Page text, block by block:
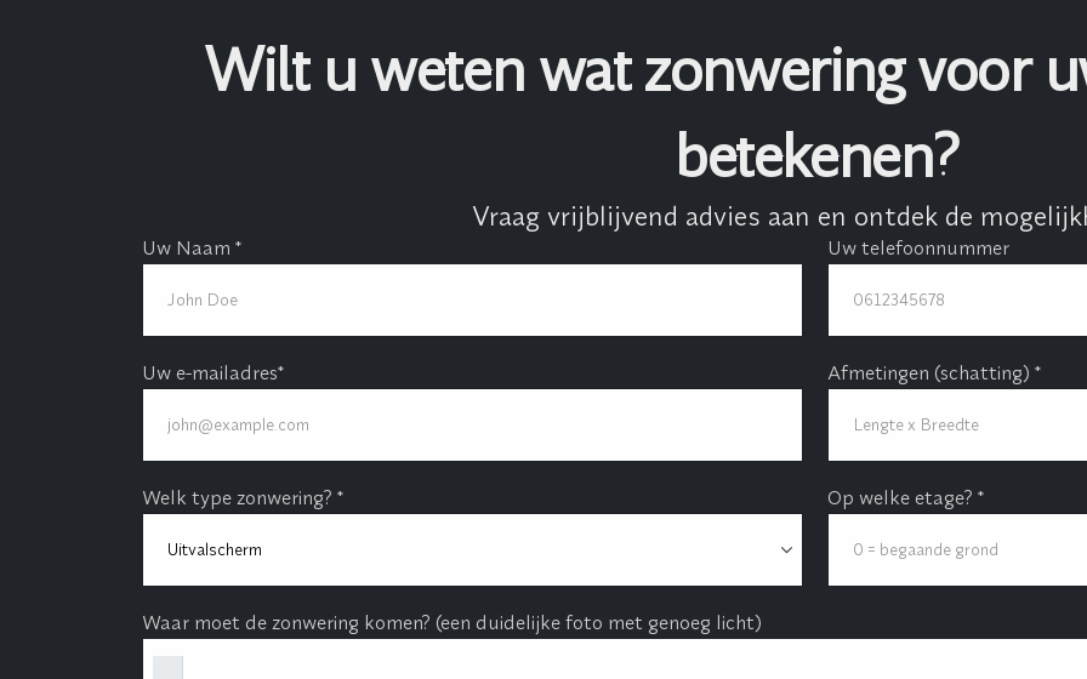
Wilt u weten wat zonwering voor
betekenen?
Vraag vrijblijvend advies aan en ontdek de
Uw Naam * Uw telefoonnummer
Uw e-mailadres* Afmetingen (schatting) *
Welk type zonwering? * Op welke etage? *
Waar moet de zonwering komen? (een duidelijke foto met genoeg licht)